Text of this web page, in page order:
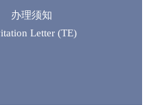
办理须知
Letter (TE)